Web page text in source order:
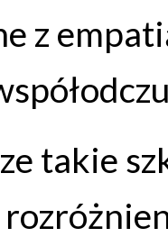
z
takie